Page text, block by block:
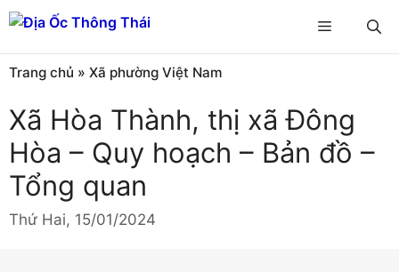
Chuyển
đến
nội
dung
Menu
Trang chủ » Xã phường Việt Nam
Xã Hòa Thành, thị xã Đông
Hòa – Quy hoạch – Bản đồ –
Tổng quan
Thứ Hai, 15/01/2024